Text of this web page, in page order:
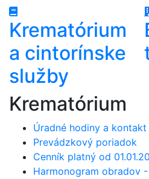
Krematórium
a cintorínske
služby
Krematórium
Úradné hodiny a kontakt
Prevádzkový poriadok
Cenník platný od
Harmonogram obradov